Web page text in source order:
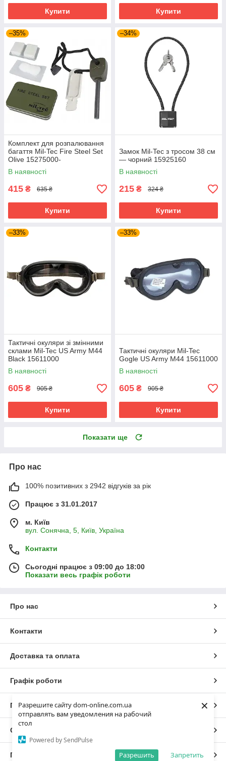
Разрешите сайту dom-online.com.ua
отправлять вам уведомления на рабочий
стол
Powered by SendPulse
Запретить
Разрешить
×
Купити Купити
–35%
Комплект для розпалювання
багаття Mil-Tec Fire Steel Set
Olive 15275000-
В наявності
415 ₴ 635 ₴
Купити
–34%
Замок Mil-Tec з тросом 38 см
— чорний 15925160
В наявності
215 ₴ 324 ₴
Купити
–33%
Тактичні окуляри зі змінними
склами Mil-Tec US Army M44
Black 15611000
В наявності
605 ₴ 905 ₴
Купити
–33%
Тактичні окуляри Mil-Tec
Gogle US Army M44 15611000
В наявності
605 ₴ 905 ₴
Купити
Показати ще
Про нас
100% позитивних з 2942 відгуків за рік
Працює з 31.01.2017
м. Київ
вул. Сонячна, 5, Київ, Україна
Контакти
Сьогодні працює з 09:00 до 18:00
Показати весь графік роботи
Про нас
Контакти
Доставка та оплата
Графік роботи
Повна версія сайту
Сайт створено на маркетплейсі
Політика конфіденційності